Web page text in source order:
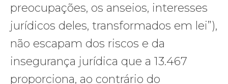
preocupações, os anseios, interesses
jurídicos deles, transformados em lei”),
não escapam dos riscos e da
insegurança jurídica que a 13.467
proporciona, ao contrário do